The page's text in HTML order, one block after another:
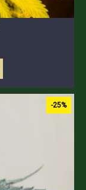
-25%